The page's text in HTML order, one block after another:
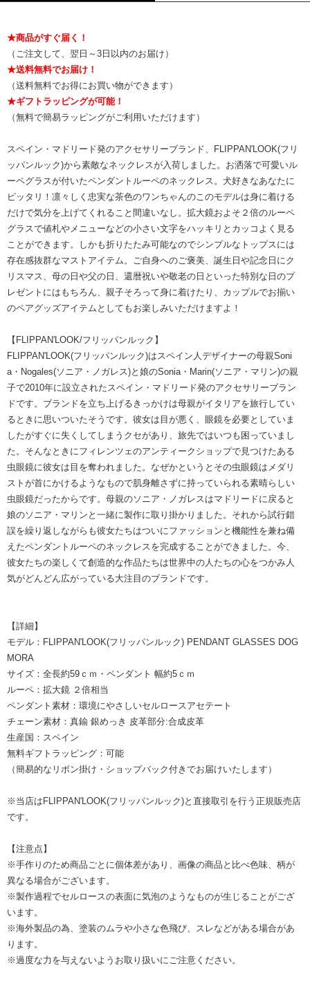
★商品がすぐ届く！
（ご注文して、翌日～3日以内のお届け）
★送料無料でお届け！
（送料無料でお得にお買い物ができます）
★ギフトラッピングが可能！
（無料で簡易ラッピングがご利用いただけます）
スペイン・マドリード発のアクセサリーブランド、FLIPPAN'LOOK(フリ
ッパンルック)から素敵なネックレスが入荷しました。お洒落で可愛いル
ーペグラスが付いたペンダントルーペのネックレス。犬好きなあなたに
ピッタリ！凛々しく忠実な茶色のワンちゃんのこのモデルは身に着ける
だけで気分を上げてくれること間違いなし。拡大鏡およそ２倍のルーペ
グラスで値札やメニューなどの小さい文字をハッキリとカッコよく見る
ことができます。しかも折りたたみ可能なのでシンプルなトップスには
存在感抜群なマストアイテム。ご自身へのご褒美、誕生日や記念日にク
リスマス、母の日や父の日、還暦祝いや敬老の日といった特別な日のプ
レゼントにはもちろん、親子そろって身に着けたり、カップルでお揃い
のペアグッズアイテムとしてもお楽しみいただけますよ！
【FLIPPAN'LOOK/フリッパンルック】
FLIPPAN'LOOK(フリッパンルック)はスペイン人デザイナーの母親Soni
a・Nogales(ソニア・ノガレス)と娘のSonia・Marin(ソニア・マリン)の親
子で2010年に設立されたスペイン・マドリード発のアクセサリーブラン
ドです。ブランドを立ち上げるきっかけは母親がイタリアを旅行してい
るときに思いついたそうです。彼女は目が悪く、眼鏡を必要としていま
したがすぐに失くしてしまうクセがあり、旅先ではいつも困っていまし
た。そんなときにフィレンツェのアンティークショップで見つけたある
虫眼鏡に彼女は目を奪われました。なぜかというとその虫眼鏡はメダリ
ストが首にかけるようなもので肌身離さずに持っていられる素晴らしい
虫眼鏡だったからです。母親のソニア・ノガレスはマドリードに戻ると
娘のソニア・マリンと一緒に製作に取り掛かりました。それから試行錯
誤を繰り返しながらも彼女たちはついにファッションと機能性を兼ね備
えたペンダントルーペのネックレスを完成することができました。今、
彼女たちの楽しくて創造的な作品たちは世界中の人たちの心をつかみ人
気がどんどん広がっている大注目のブランドです。
【詳細】
モデル：FLIPPAN'LOOK(フリッパンルック) PENDANT GLASSES DOG
MORA
サイズ：全長約59ｃｍ・ペンダント 幅約5ｃｍ
ルーペ：拡大鏡 ２倍相当
ペンダント素材：環境にやさしいセルロースアセテート
チェーン素材：真鍮 銀めっき 皮革部分:合成皮革
生産国：スペイン
無料ギフトラッピング：可能
（簡易的なリボン掛け・ショップバック付きでお届けいたします）
※当店はFLIPPAN'LOOK(フリッパンルック)と直接取引を行う正規販売店
です。
【注意点】
※手作りのため商品ごとに個体差があり、画像の商品と比べ色味、柄が
異なる場合がございます。
※製作過程でセルロースの表面に気泡のようなものが生じることがござ
います。
※海外製品の為、塗装のムラや小さな色飛び、スレなどがある場合があ
ります。
※過度な力を与えないようお取り扱いにご注意ください。